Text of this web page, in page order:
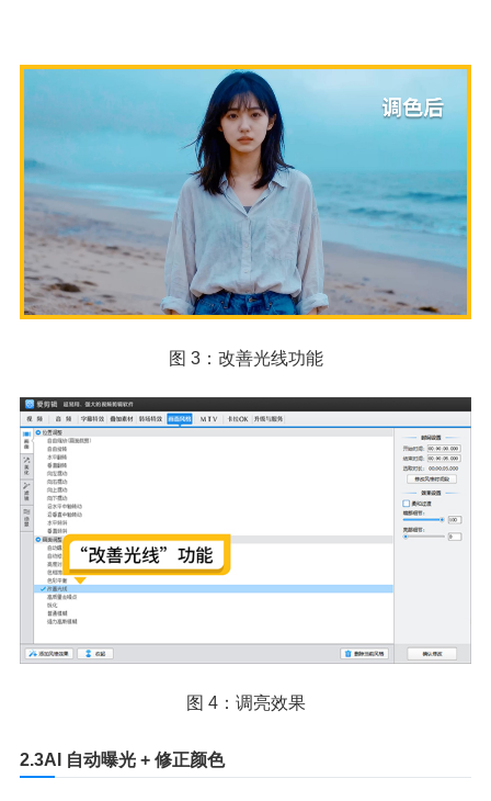
图 3：改善光线功能
图 4：调亮效果
2.3AI 自动曝光 + 修正颜色